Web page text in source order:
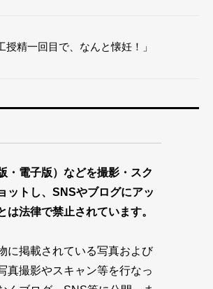
授精一回目で、なんと懐妊！」
・電子版）などを撮影・スク
ットし、SNSやブログにアッ
は法律で禁止されています。
に掲載されている写真および
真撮影やスキャン等を行なっ